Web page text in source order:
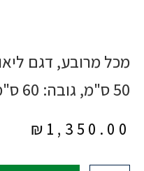
50 ס"מ, גובה: 60 ס"מ
₪ 1,350.00